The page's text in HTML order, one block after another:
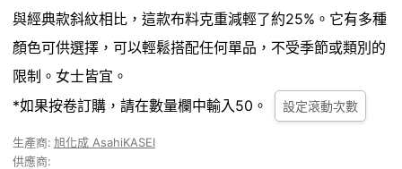
與經典款斜紋相比，這款布料克重減輕了約25%。它有多種
顏色可供選擇，可以輕鬆搭配任何單品，不受季節或類別的
限制。女士皆宜。
*如果按卷訂購，請在數量欄中輸入50。
設定滾動次數
生產商: 旭化成 AsahiKASEI
供應商: